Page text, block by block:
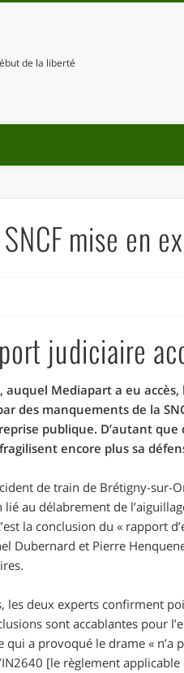
de la liberté
mise en
judiciaire
Mediapart a eu
des manquements de la
publique. D’autant
fragilisent encore plus sa
de train de Brétigny-sur-
lié au délabrement de
la conclusion du« rapport
Dubernard et Pierre
les deux experts confirment
sont accablantes pour
qui a provoqué le drame« n’a
[le règlement applicable